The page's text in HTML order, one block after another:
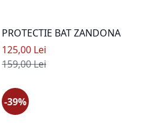
PROTECTIE BAT ZANDONA
Pret special
125,00 Lei
Pret standard
159,00 Lei
-39%